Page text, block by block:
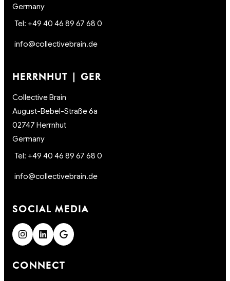
Germany
Tel: +49 40 46 89 67 68 0
info@collectivebrain.de
HERRNHUT | GER
Collective Brain
August-Bebel-Straße 6a
02747 Herrnhut
Germany
Tel: +49 40 46 89 67 68 0
info@collectivebrain.de
SOCIAL MEDIA
CONNECT